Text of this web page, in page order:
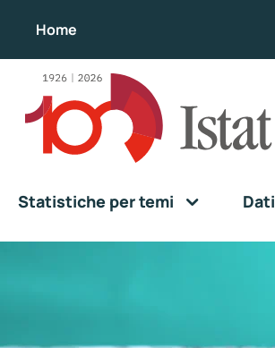
Home
Statistiche per temi Dati